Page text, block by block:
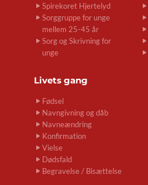
Spirekoret Hjertelyd
Sorggruppe for unge
mellem 25-45 år
Sorg og Skrivning for
unge
Livets gang
Fødsel
Navngivning og dåb
Navneændring
Konfirmation
Vielse
Dødsfald
Begravelse / Bisættelse